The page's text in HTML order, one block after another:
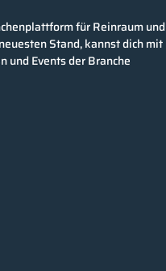
für Reinraum und
Stand, kannst dich mit
und Events der Branche